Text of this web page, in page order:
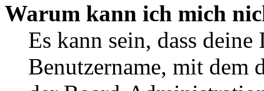
Warum kann ich mich
Es kann sein, dass
Benutzername, mit dem